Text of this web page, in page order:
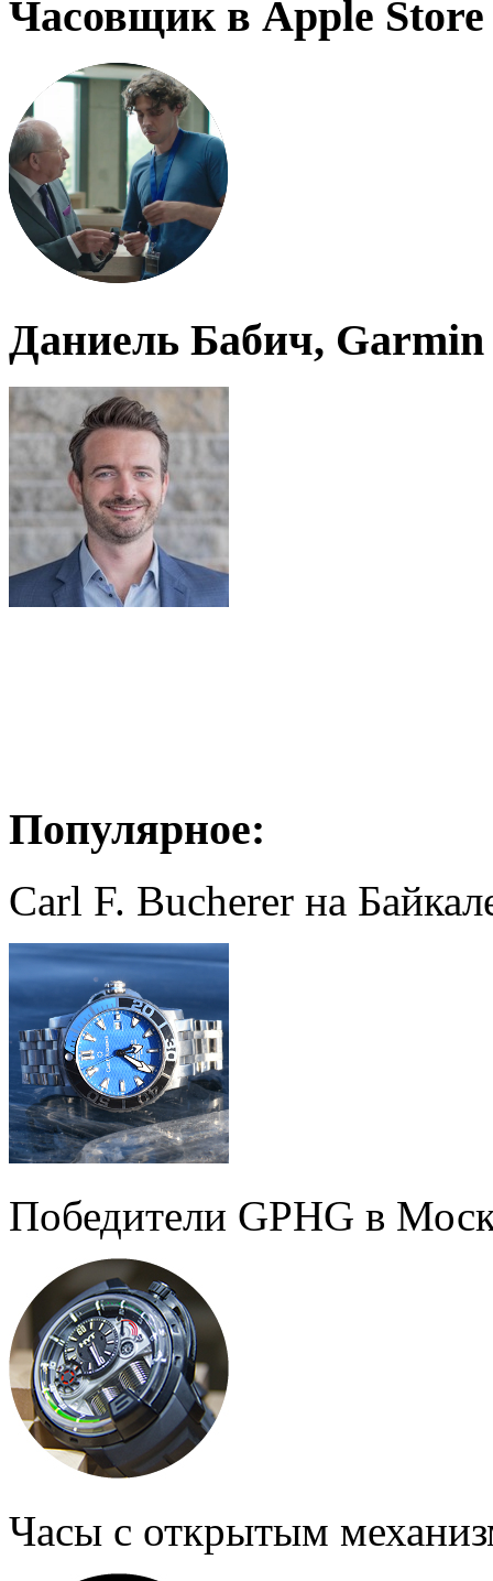
Часовщик в Apple Store
Даниель Бабич, Garmin
Популярное:
Carl F. Bucherer на
Победители GPHG в
Часы с открытым